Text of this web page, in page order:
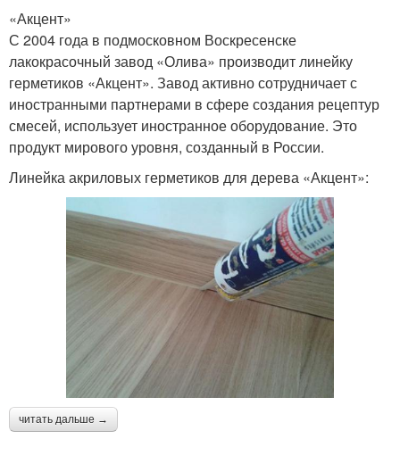
«Акцент»
С 2004 года в подмосковном Воскресенске
лакокрасочный завод «Олива» производит линейку
герметиков «Акцент». Завод активно сотрудничает с
иностранными партнерами в сфере создания рецептур
смесей, использует иностранное оборудование. Это
продукт мирового уровня, созданный в России.
Линейка акриловых герметиков для дерева «Акцент»:
читать дальше →